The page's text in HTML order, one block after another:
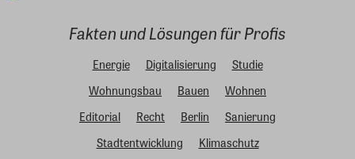
Fakten und Lösungen für Profis
Energie Digitalisierung
Studie
Wohnungsbau
Bauen
Wohnen
Editorial
Recht Berlin
Sanierung
Stadtentwicklung
Klimaschutz